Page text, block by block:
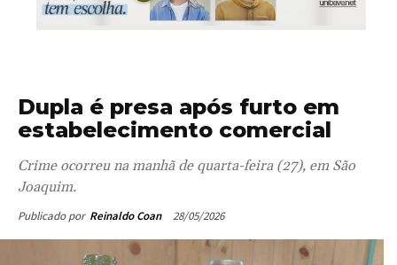
Dupla é presa após furto em
estabelecimento comercial
Crime ocorreu na manhã de quarta-feira (27), em São
Joaquim.
Publicado por Reinaldo Coan 28/05/2026